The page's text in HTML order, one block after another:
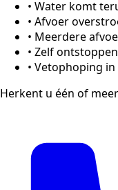
• Water komt
• Afvoer
• Meerdere
• Zelf
• Vetophoping
Herkent u één of